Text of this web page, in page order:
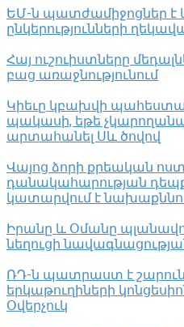
ԵՄ-ն պատժամիջոցներ է
ընկերությունների
Հայ ուշուիստները
բաց առաջնությունում
Կիեւը կբախվի
պակասի, եթե
արտահանել Սև ծովով
Վայոց ձորի քրեական
դանակահարության
կատարվում է
Իրանը և Օմանը
նեղուցի
ՌԴ-ն պատրաստ է
երկաթուղիների
Օվերչուկ